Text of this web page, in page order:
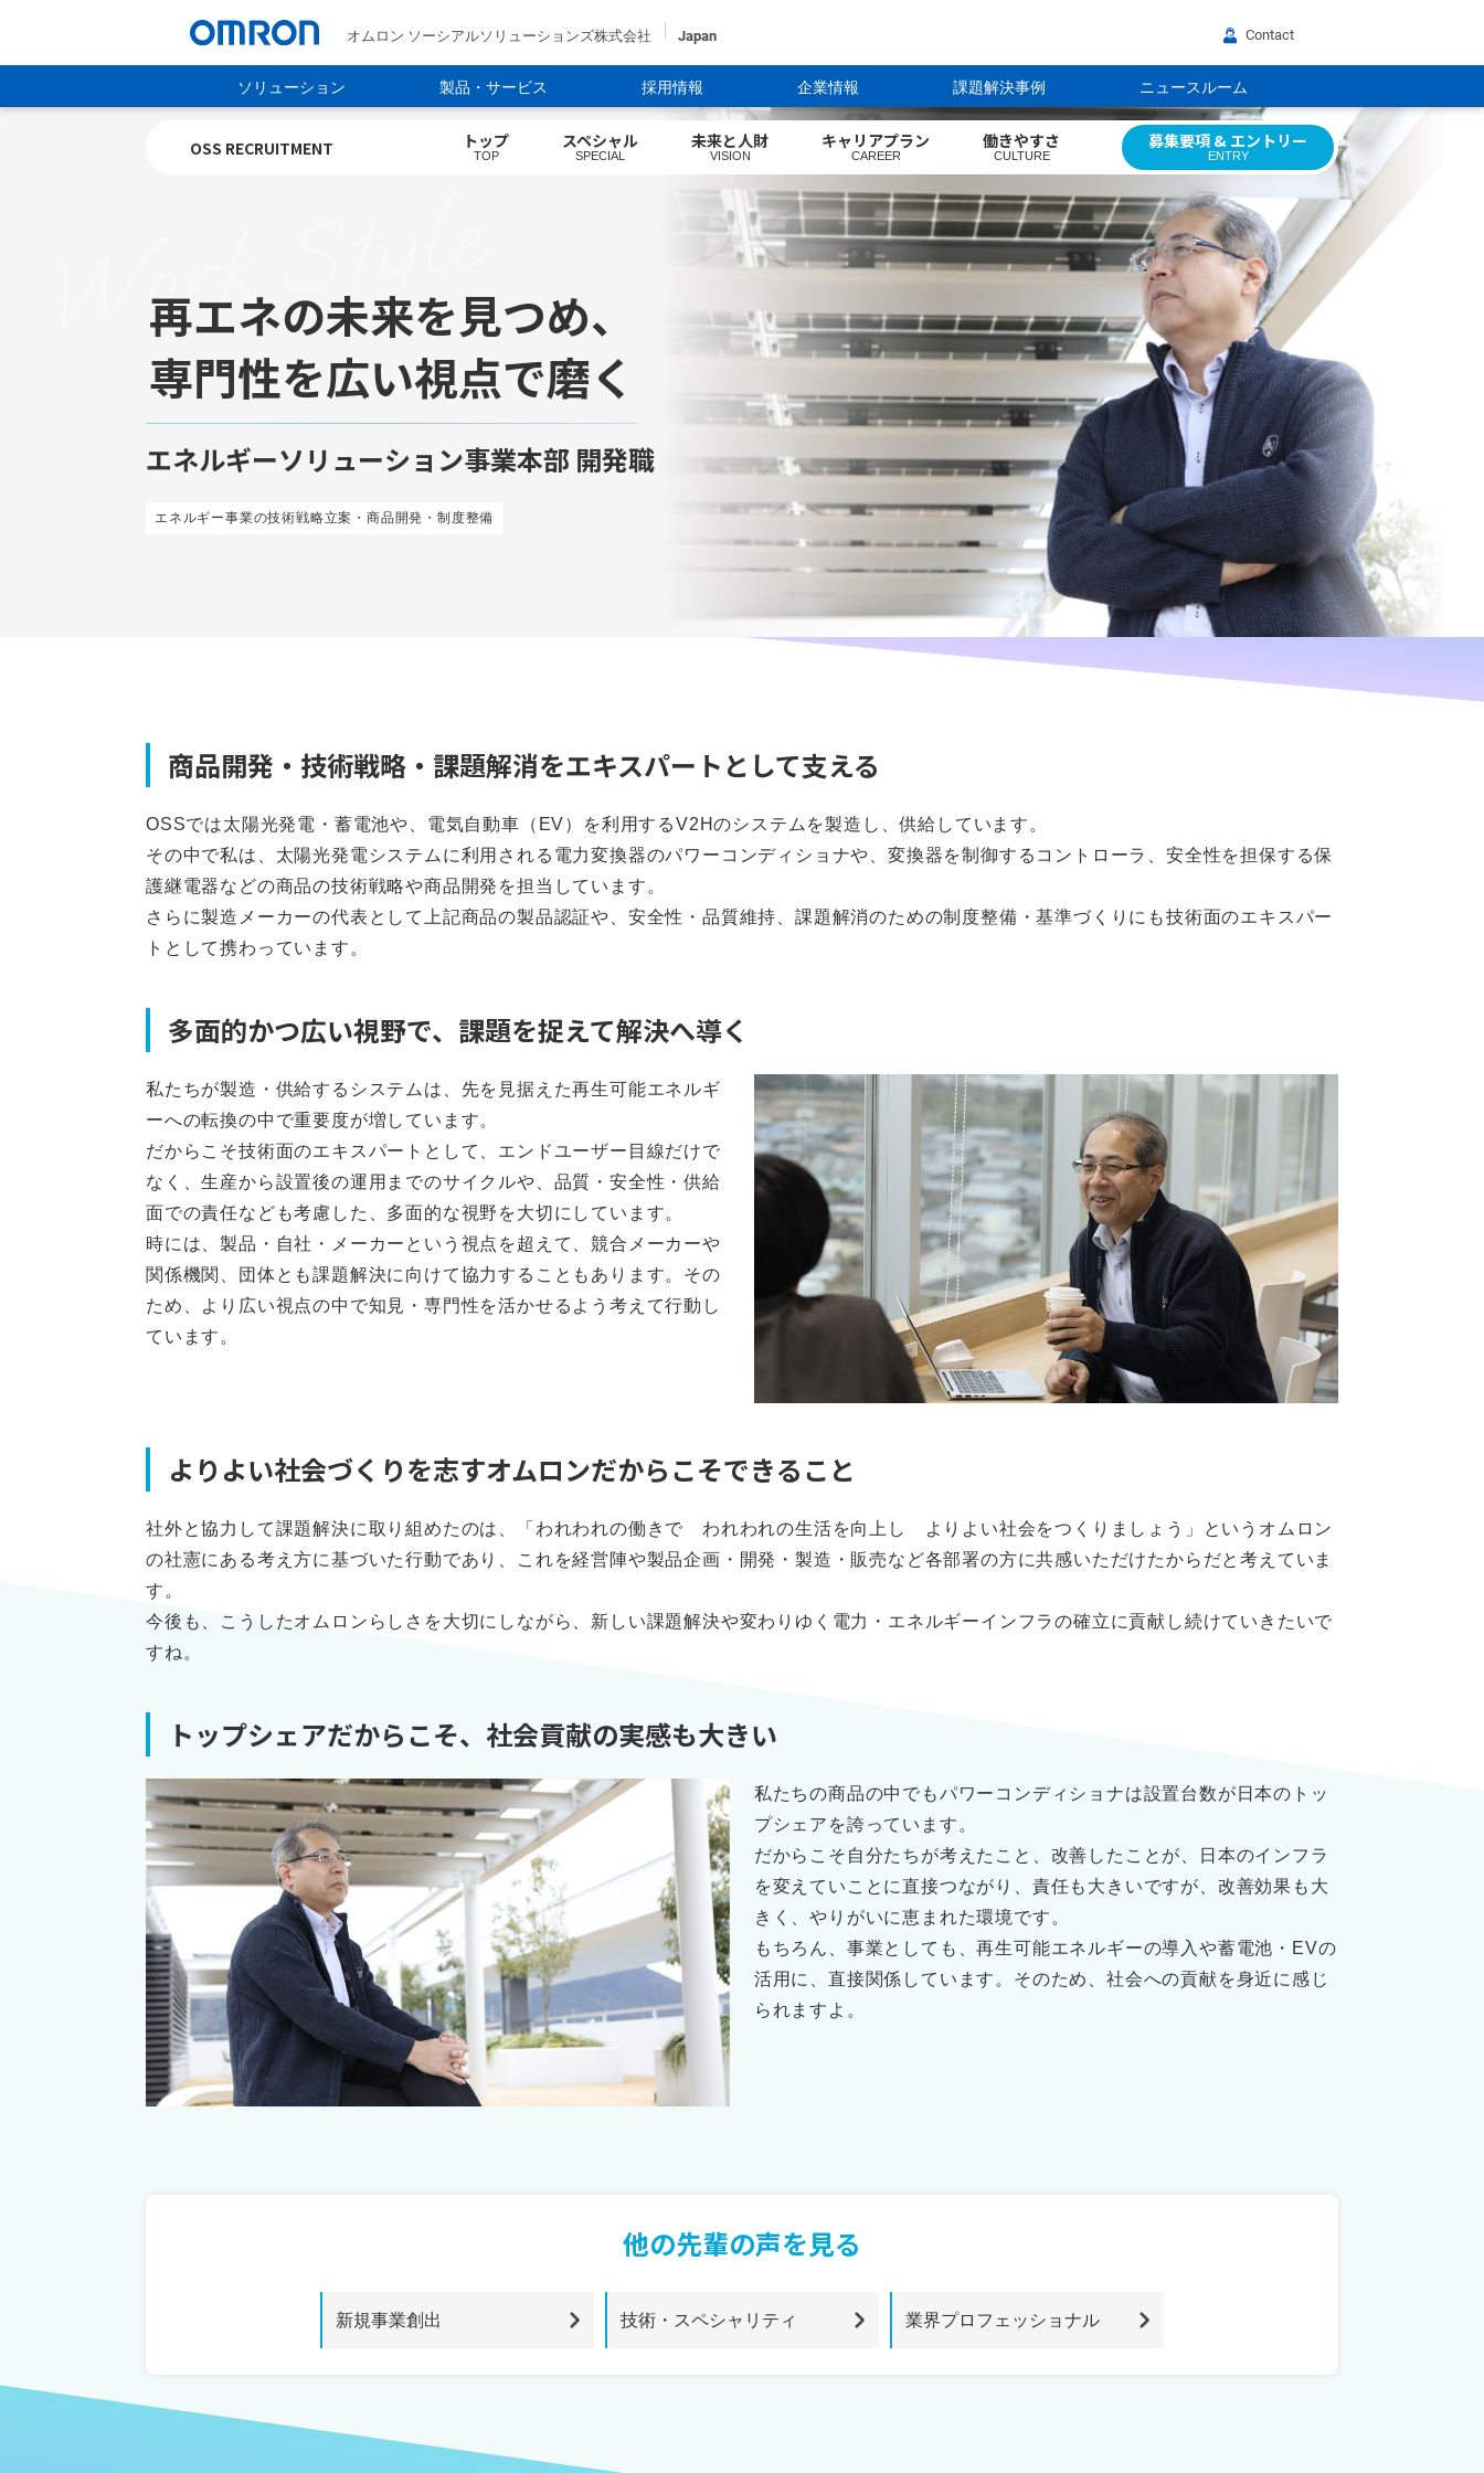
オムロン ソーシアルソリューションズ株式会社 Japan Contact
ソリューション 製品・サービス 採用情報 企業情報 課題解決事例 ニュースルーム
OSS RECRUITMENT トップ
TOP
スペシャル
SPECIAL
未来と人財
VISION
キャリアプラン
CAREER
働きやすさ
CULTURE
募集要項 & エントリー
ENTRY
Work Style
再エネの未来を見つめ、
専門性を広い視点で磨く
エネルギーソリューション事業本部 開発職
エネルギー事業の技術戦略立案・商品開発・制度整備
商品開発・技術戦略・課題解消をエキスパートとして支える
OSSでは太陽光発電・蓄電池や、電気自動車（EV）を利用するV2Hのシステムを製造し、供給しています。
その中で私は、太陽光発電システムに利用される電力変換器のパワーコンディショナや、変換器を制御するコントローラ、安全性を担保する保
護継電器などの商品の技術戦略や商品開発を担当しています。
さらに製造メーカーの代表として上記商品の製品認証や、安全性・品質維持、課題解消のための制度整備・基準づくりにも技術面のエキスパー
トとして携わっています。
多面的かつ広い視野で、課題を捉えて解決へ導く
私たちが製造・供給するシステムは、先を見据えた再生可能エネルギ
ーへの転換の中で重要度が増しています。
だからこそ技術面のエキスパートとして、エンドユーザー目線だけで
なく、生産から設置後の運用までのサイクルや、品質・安全性・供給
面での責任なども考慮した、多面的な視野を大切にしています。
時には、製品・自社・メーカーという視点を超えて、競合メーカーや
関係機関、団体とも課題解決に向けて協力することもあります。その
ため、より広い視点の中で知見・専門性を活かせるよう考えて行動し
ています。
よりよい社会づくりを志すオムロンだからこそできること
社外と協力して課題解決に取り組めたのは、「われわれの働きで われわれの生活を向上し よりよい社会をつくりましょう」というオムロン
の社憲にある考え方に基づいた行動であり、これを経営陣や製品企画・開発・製造・販売など各部署の方に共感いただけたからだと考えていま
す。
今後も、こうしたオムロンらしさを大切にしながら、新しい課題解決や変わりゆく電力・エネルギーインフラの確立に貢献し続けていきたいで
すね。
トップシェアだからこそ、社会貢献の実感も大きい
私たちの商品の中でもパワーコンディショナは設置台数が日本のトッ
プシェアを誇っています。
だからこそ自分たちが考えたこと、改善したことが、日本のインフラ
を変えていことに直接つながり、責任も大きいですが、改善効果も大
きく、やりがいに恵まれた環境です。
もちろん、事業としても、再生可能エネルギーの導入や蓄電池・EVの
活用に、直接関係しています。そのため、社会への貢献を身近に感じ
られますよ。
他の先輩の声を見る
新規事業創出 技術・スペシャリティ 業界プロフェッショナル